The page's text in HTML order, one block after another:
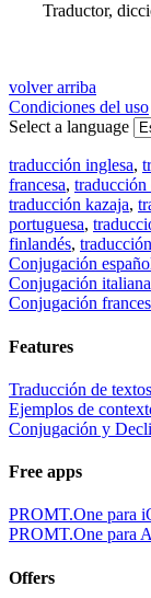
Traductor,
volver arriba
Condiciones del uso
Select a language
traducción inglesa,
francesa, traducción
traducción kazaja,
portuguesa,
finlandés,
Conjugación
Conjugación italiana
Conjugación
Features
Traducción de textos
Ejemplos de
Conjugación y
Free apps
PROMT.One para
PROMT.One para
Offers